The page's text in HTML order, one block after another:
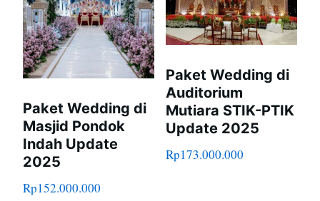
Paket Wedding di
Masjid Pondok
Indah Update
2025
Rp152.000.000
Paket Wedding di
Auditorium
Mutiara STIK-PTIK
Update 2025
Rp173.000.000